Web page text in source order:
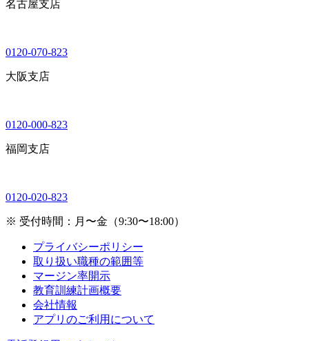
名古屋支店
0120-070-823
大阪支店
0120-000-823
福岡支店
0120-020-823
※ 受付時間：月〜金（9:30〜18:00）
プライバシーポリシー
取り扱い職種の範囲等
マージン率開示
教育訓練計画概要
会社情報
アプリのご利用について